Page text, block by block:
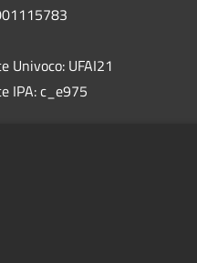
Univoco: UFAI21
IPA: c_e975